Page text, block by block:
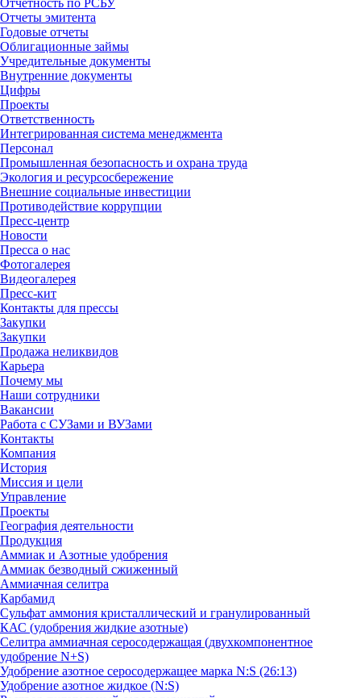
Отчеты эмитента
Годовые отчеты
Облигационные займы
Учредительные документы
Внутренние документы
Цифры
Проекты
Ответственность
Интегрированная система менеджмента
Персонал
Промышленная безопасность и охрана труда
Экология и ресурсосбережение
Внешние социальные инвестиции
Противодействие коррупции
Пресс-центр
Новости
Пресса о нас
Фотогалерея
Видеогалерея
Пресс-кит
Контакты для прессы
Закупки
Закупки
Продажа неликвидов
Карьера
Почему мы
Наши сотрудники
Вакансии
Работа с СУЗами и ВУЗами
Контакты
Компания
История
Миссия и цели
Управление
Проекты
География деятельности
Продукция
Аммиак и Азотные удобрения
Аммиак безводный сжиженный
Аммиачная селитра
Карбамид
Сульфат аммония кристаллический и гранулированный
КАС (удобрения жидкие азотные)
Селитра аммиачная серосодержащая (двухкомпонентное
удобрение N+S)
Удобрение азотное серосодержащее марка N:S (26:13)
Удобрение азотное жидкое (N:S)